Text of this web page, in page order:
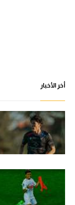
أخر الأخبار